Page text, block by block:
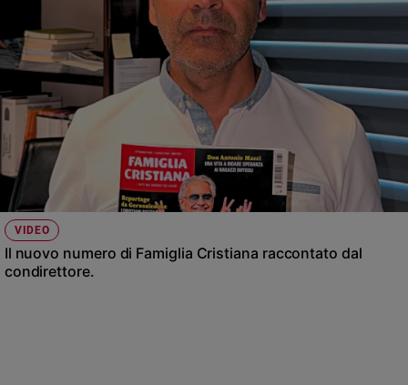
VIDEO
Il nuovo numero di Famiglia Cristiana raccontato dal
condirettore.